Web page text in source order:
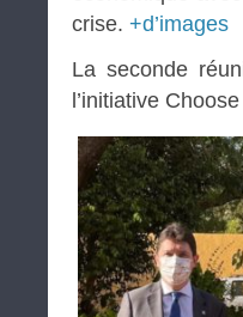
crise. +d’images
La seconde
l’initiative